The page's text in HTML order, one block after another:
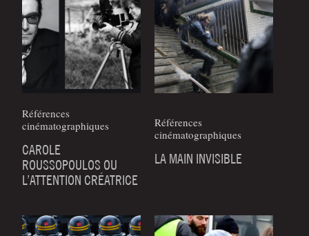
Références
cinématographiques
CAROLE
ROUSSOPOULOS OU
L’ATTENTION CRÉATRICE
Références
cinématographiques
LA MAIN INVISIBLE